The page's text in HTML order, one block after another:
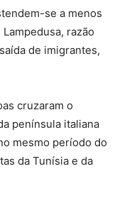
se a menos
razão
de imigrantes,
cruzaram o
península italiana
mesmo período do
da Tunísia e da